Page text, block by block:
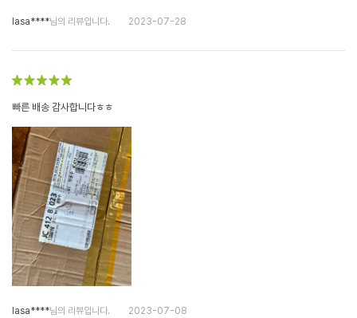
lasa****님의 리뷰입니다. 2023-07-28
빠른 배송 감사합니다ㅎㅎ
lasa****님의 리뷰입니다. 2023-07-08